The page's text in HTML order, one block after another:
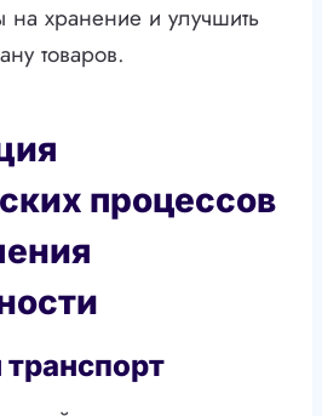
на хранение и улучшить
товаров.
процессов